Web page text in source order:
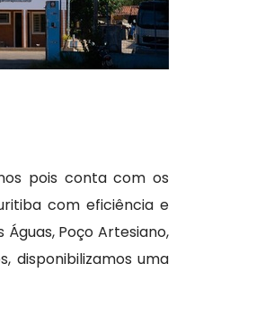
pois conta com os
com eficiência e
Poço Artesiano,
disponibilizamos uma